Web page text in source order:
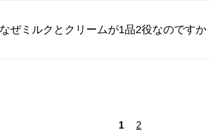
ぜミルクとクリームが1品2役なのですか
1 2